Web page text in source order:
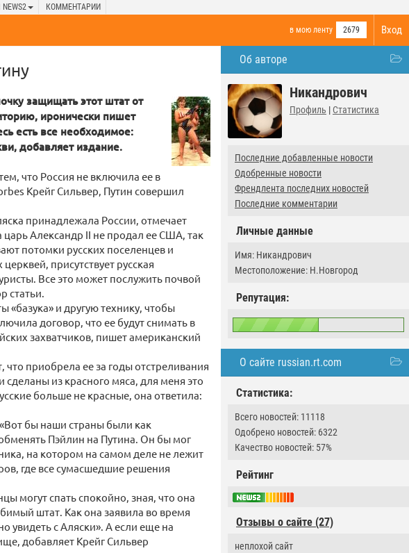
КОММЕНТАРИИ
Вход
в мою ленту 2679
Об авторе
Никандрович
Профиль | Статистика
Последние добавленные новости
Одобренные новости
Френдлента последних новостей
Последние комментарии
Личные данные
Имя: Никандрович
Местоположение: Н.Новгород
Репутация:
О сайте russian.rt.com
Статистика:
Всего новостей: 11118
Одобрено новостей: 6322
Качество новостей: 57%
Рейтинг
Отзывы о сайте (27)
неплохой сайт
защищать этот штат от
иронически пишет
есть все необходимое:
добавляет издание.
что Россия не включила ее в
Крейг Сильвер, Путин совершил
принадлежала России, отмечает
царь Александр II не продал ее США, так
потомки русских поселенцев и
присутствует русская
Все это может послужить почвой
статьи.
и другую технику, чтобы
договор, что ее будут снимать в
захватчиков, пишет американский
что приобрела ее за годы отстреливания
сделаны из красного мяса, для меня это
больше не красные, она ответила:
бы наши страны были как
Пэйлин на Путина. Он бы мог
на котором на самом деле не лежит
где все сумасшедшие решения
могут спать спокойно, зная, что она
штат. Как она заявила во время
увидеть с Аляски». А если еще на
добавляет Крейг Сильвер